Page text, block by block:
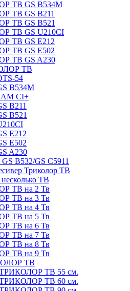
ТВ GS B534M
ТВ GS B211
ТВ GS B521
ТВ GS U210CI
ТВ GS E212
ТВ GS E502
ТВ GS A230
ТВ
54
B534M
CI+
B211
B521
E212
E502
A230
B532/GS C5911
Триколор ТВ
ТВ
ТВ на 2 Тв
ТВ на 3 Тв
ТВ на 4 Тв
ТВ на 5 Тв
ТВ на 6 Тв
ТВ на 7 Тв
ТВ на 8 Тв
ТВ на 9 Тв
ТВ
ТРИКОЛОР ТВ 55 см.
ТРИКОЛОР ТВ 60 см.